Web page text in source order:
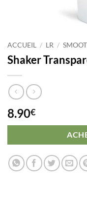
ACCUEIL / LR /
Shaker
8.90€